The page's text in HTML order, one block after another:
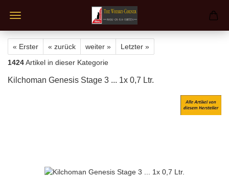
« Erster « zurück weiter »
Letzter »
1424Artikel in dieser Kategorie
Kilchoman Genesis Stage 3 ... 1x 0,7 Ltr.